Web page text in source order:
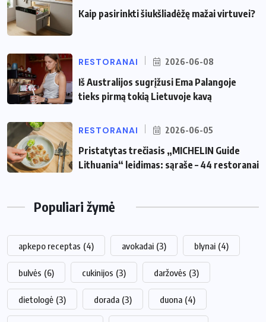
Kaip pasirinkti šiukšliadėžę mažai virtuvei?
RESTORANAI 2026-06-08
Iš Australijos sugrįžusi Ema Palangoje
tieks pirmą tokią Lietuvoje kavą
RESTORANAI 2026-06-05
Pristatytas trečiasis „MICHELIN Guide
Lithuania“ leidimas: sąraše – 44 restoranai
Populiari žymė
apkepo receptas (4) avokadai (3) blynai (4)
bulvės (6) cukinijos (3) daržovės (3)
dietologė (3) dorada (3) duona (4)